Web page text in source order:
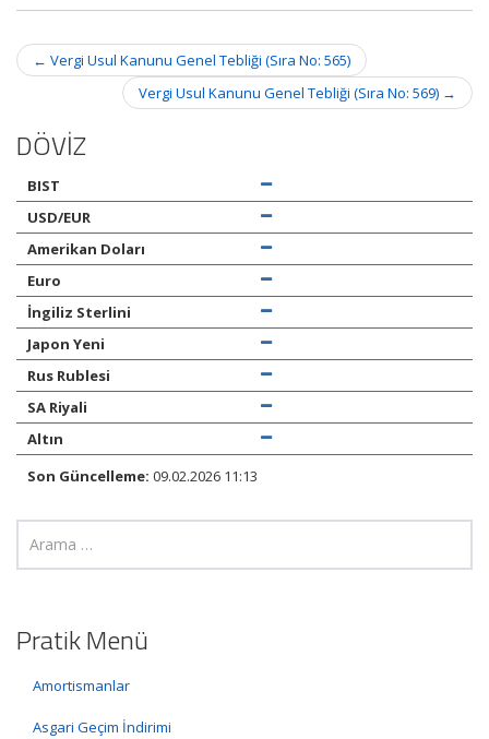
Post
navigation
← Vergi Usul Kanunu Genel Tebliği (Sıra No: 565)
Vergi Usul Kanunu Genel Tebliği (Sıra No: 569) →
DÖVİZ
BIST
USD/EUR
Amerikan Doları
Euro
İngiliz Sterlini
Japon Yeni
Rus Rublesi
SA Riyali
Altın
Son Güncelleme: 09.02.2026 11:13
Pratik Menü
Amortismanlar
Asgari Geçim İndirimi